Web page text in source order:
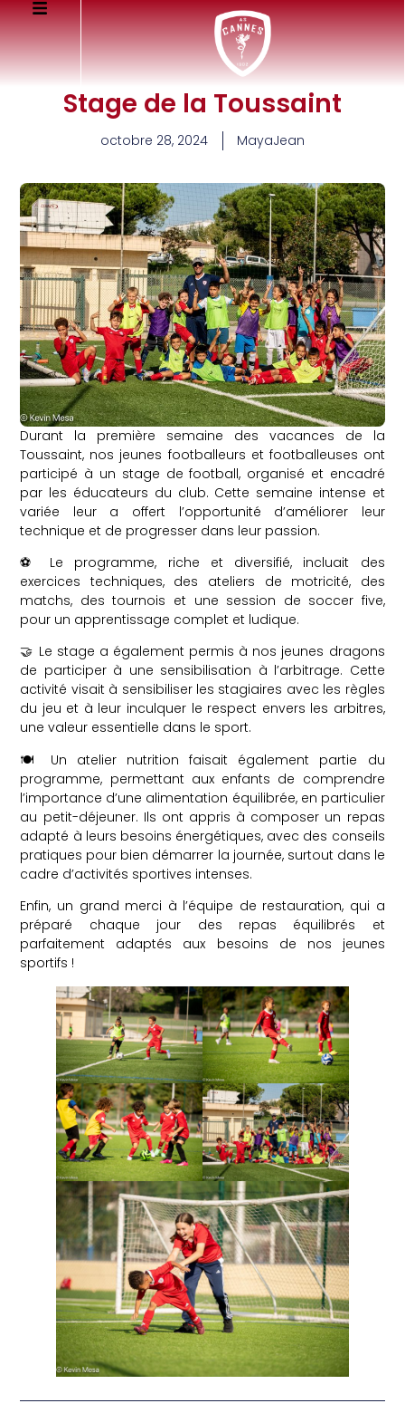
Stage de la Toussaint
octobre 28, 2024 MayaJean
Durant la première semaine des vacances de la
Toussaint, nos jeunes footballeurs et footballeuses ont
participé à un stage de football, organisé et encadré
par les éducateurs du club. Cette semaine intense et
variée leur a offert l’opportunité d’améliorer leur
technique et de progresser dans leur passion.
⚽️ Le programme, riche et diversifié, incluait des
exercices techniques, des ateliers de motricité, des
matchs, des tournois et une session de soccer five,
pour un apprentissage complet et ludique.
🤝 Le stage a également permis à nos jeunes dragons
de participer à une sensibilisation à l’arbitrage. Cette
activité visait à sensibiliser les stagiaires avec les règles
du jeu et à leur inculquer le respect envers les arbitres,
une valeur essentielle dans le sport.
🍽️ Un atelier nutrition faisait également partie du
programme, permettant aux enfants de comprendre
l’importance d’une alimentation équilibrée, en particulier
au petit-déjeuner. Ils ont appris à composer un repas
adapté à leurs besoins énergétiques, avec des conseils
pratiques pour bien démarrer la journée, surtout dans le
cadre d’activités sportives intenses.
Enfin, un grand merci à l’équipe de restauration, qui a
préparé chaque jour des repas équilibrés et
parfaitement adaptés aux besoins de nos jeunes
sportifs !